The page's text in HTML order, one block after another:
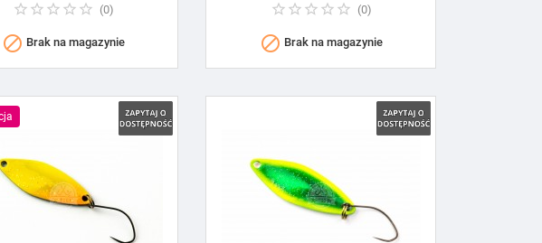
(0)
 Brak na magazynie
(0)
 Brak na magazynie